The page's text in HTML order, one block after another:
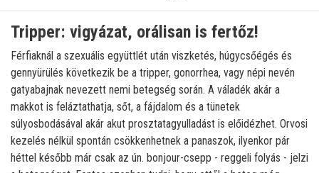
Tripper: vigyázat, orálisan is fertőz!
Férfiaknál a szexuális együttlét után viszketés, húgycsőégés és
gennyürülés következik be a tripper, gonorrhea, vagy népi nevén
gatyabajnak nevezett nemi betegség során. A váladék akár a
makkot is feláztathatja, sőt, a fájdalom és a tünetek
súlyosbodásával akár akut prosztatagyulladást is előidézhet. Orvosi
kezelés nélkül spontán csökkenhetnek a panaszok, ilyenkor pár
héttel később már csak az ún. bonjour-csepp - reggeli folyás - jelzi